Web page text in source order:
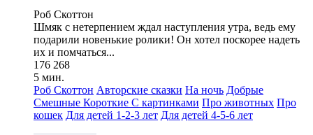
Роб Скоттон
Шмяк с нетерпением ждал наступления утра, ведь ему
подарили новенькие ролики! Он хотел поскорее надеть
их и помчаться...
176 268
5 мин.
Роб Скоттон Авторские сказки На ночь Добрые
Смешные Короткие С картинками Про животных Про
кошек Для детей 1-2-3 лет Для детей 4-5-6 лет